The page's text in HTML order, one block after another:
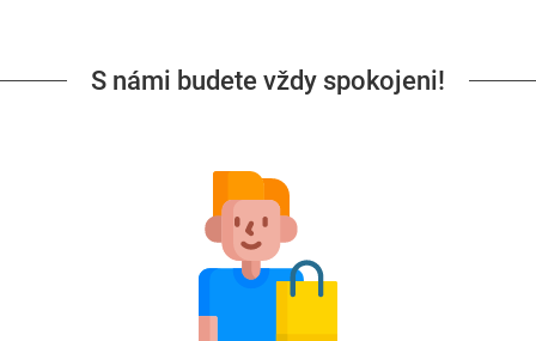
S námi budete vždy spokojeni!